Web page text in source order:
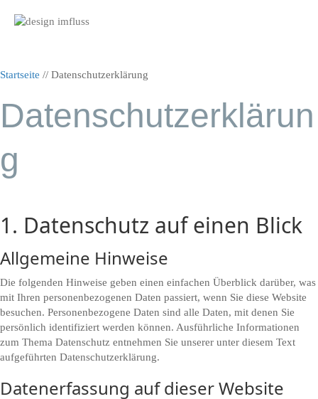
Startseite // Datenschutzerklärung
Datenschutzerklärun
g
1. Datenschutz auf einen Blick
Allgemeine Hinweise
Die folgenden Hinweise geben einen einfachen Überblick darüber, was
mit Ihren personenbezogenen Daten passiert, wenn Sie diese Website
besuchen. Personenbezogene Daten sind alle Daten, mit denen Sie
persönlich identifiziert werden können. Ausführliche Informationen
zum Thema Datenschutz entnehmen Sie unserer unter diesem Text
aufgeführten Datenschutzerklärung.
Datenerfassung auf dieser Website